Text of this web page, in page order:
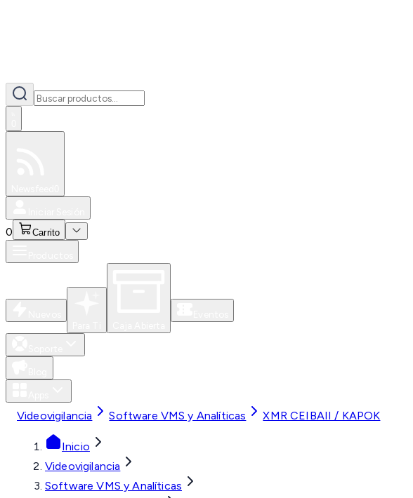
0 Carrito
Videovigilancia Software VMS y Analíticas XMR CEIBAII / KAPOK
Inicio
Videovigilancia
Software VMS y Analíticas